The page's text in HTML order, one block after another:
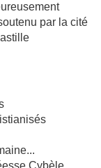
par la cité